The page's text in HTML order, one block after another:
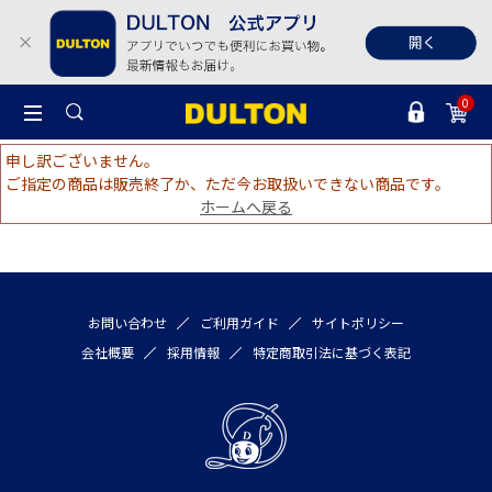
0
申し訳ございません。
ご指定の商品は販売終了か、ただ今お取扱いできない商品です。
ホームへ戻る
お問い合わせ ご利用ガイド
サイトポリシー
会社概要
採用情報 特定商取引法に基づく表記